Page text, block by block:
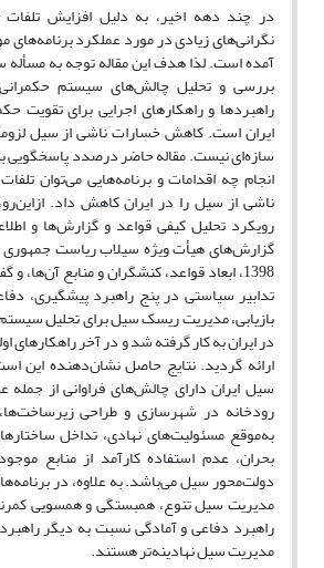
در چند دهه اخیر، به دلیل افزایش تلفات
نگرانی‌های زیادی در مورد عملکرد برنامه‌های
آمده است. لذا هدف این مقاله توجه به مسأله
بررسی و تحلیل چالش‌های سیستم
راهبردها و راهکارهای اجرایی برای
ایران است. کاهش خسارات ناشی از سیل
سازه‌ای نیست. مقاله حاضر درصدد پاسخگویی
انجام چه اقدامات و برنامه‌هایی می‌توان
ناشی از سیل را در ایران کاهش داد.
رویکرد تحلیل کیفی قواعد و گزارش‌ها و
1398، ابعاد قواعد، کنشگران و منابع آن‌ها،
تدابیر سیاستی در پنج راهبرد پیشگیری،
بازیابی، مدیریت ریسک سیل برای تحلیل
در ایران به کار گرفته شد و در آخر راهکارهای
ارائه گردید. نتایج حاصل نشان‌دهنده این
سیل ایران دارای چالش‌های فراوانی از
رودخانه در شهرسازی و طراحی
به‌موقع مسئولیت‌های نهادی، تداخل
بحران، عدم استفاده کارآمد از منابع
دولت‌محور سیل می‌باشد. به علاوه، در
مدیریت سیل تنوع، همبستگی و همسویی
مدیریت سیل نهادینه‌تر هستند.